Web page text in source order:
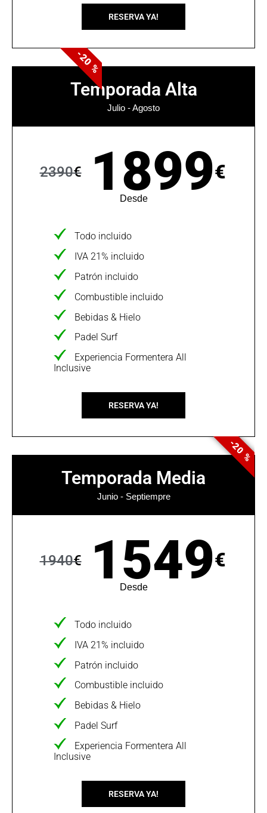
RESERVA YA!
-20 %
Temporada Alta
Julio - Agosto
2390€ 1899€
Desde
Todo incluido
IVA 21% incluido
Patrón incluido
Combustible incluido
Bebidas & Hielo
Padel Surf
Experiencia Formentera All
Inclusive
RESERVA YA!
-20 %
Temporada Media
Junio - Septiempre
1940€ 1549€
Desde
Todo incluido
IVA 21% incluido
Patrón incluido
Combustible incluido
Bebidas & Hielo
Padel Surf
Experiencia Formentera All
Inclusive
RESERVA YA!